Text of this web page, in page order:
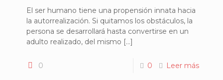
El ser humano tiene una propensión innata hacia
la autorrealización. Si quitamos los obstáculos, la
persona se desarrollará hasta convertirse en un
adulto realizado, del mismo […]
0 0 Leer más